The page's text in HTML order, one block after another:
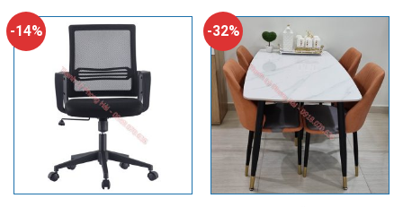
5,490,000₫.
300,000₫.
-14% -32%